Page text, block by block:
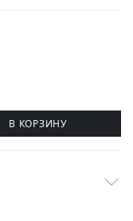
В КОРЗИНУ